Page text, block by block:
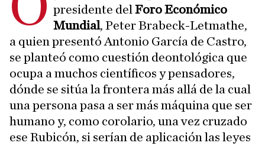
presidente delForo Económico
Mundial, Peter Brabeck-Letmathe,
a quien presentó Antonio García de Castro,
se planteó como cuestión deontológica que
ocupa a muchos científicos y pensadores,
dónde se sitúa la frontera más allá de la cual
una persona pasa a ser más máquina que ser
humano y, como corolario, una vez cruzado
ese Rubicón, si serían de aplicación las leyes